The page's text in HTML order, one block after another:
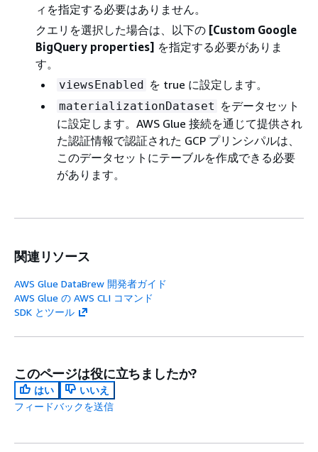
ィを指定する必要はありません。
クエリを選択した場合は、以下の [Custom Google
BigQuery properties] を指定する必要がありま
す。
viewsEnabled を true に設定します。
materializationDataset をデータセット
に設定します。AWS Glue 接続を通じて提供され
た認証情報で認証された GCP プリンシパルは、
このデータセットにテーブルを作成できる必要
があります。
関連リソース
AWS Glue DataBrew 開発者ガイド
AWS Glue の AWS CLI コマンド
SDK とツール
このページは役に立ちましたか?
はい
いいえ
フィードバックを送信